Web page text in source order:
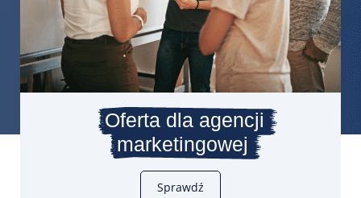
Oferta dla agencji
marketingowej
Sprawdź